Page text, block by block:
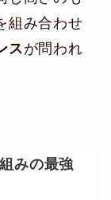
組み合わせ
スが問われ
みの最強